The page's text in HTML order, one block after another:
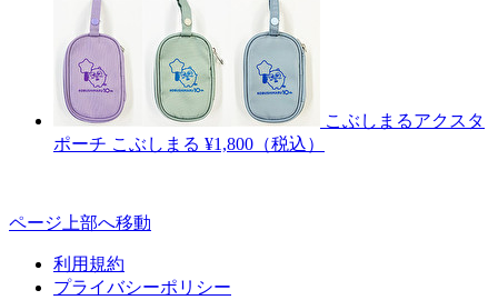
こぶしまるアクスタ
ポーチ こぶしまる ¥1,800（税込）
ページ上部へ移動
利用規約
プライバシーポリシー